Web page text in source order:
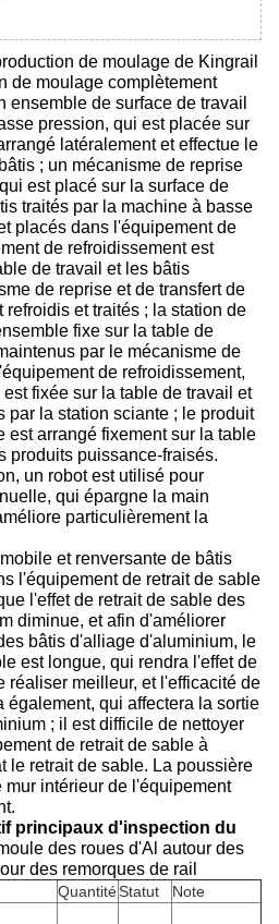
de moulage de Kingrail
de moulage complètement
ensemble de surface de travail
pression, qui est placée sur
latéralement et effectue le
; un mécanisme de reprise
est placé sur la surface de
traités par la machine à basse
placés dans l'équipement de
de refroidissement est
de travail et les bâtis
de reprise et de transfert de
et traités ; la station de
fixe sur la table de
par le mécanisme de
de refroidissement,
fixée sur la table de travail et
par la station sciante ; le produit
est arrangé fixement sur la table
produits puissance-fraisés.
un robot est utilisé pour
qui épargne la main
particulièrement la
et renversante de bâtis
l'équipement de retrait de sable
l'effet de retrait de sable des
diminue, et afin d'améliorer
bâtis d'alliage d'aluminium, le
est longue, qui rendra l'effet de
réaliser meilleur, et l'efficacité de
également, qui affectera la sortie
; il est difficile de nettoyer
de retrait de sable à
le retrait de sable. La poussière
intérieur de l'équipement
principaux d'inspection du
des roues d'Al autour des
des remorques de rail
QuantitéStatut Note